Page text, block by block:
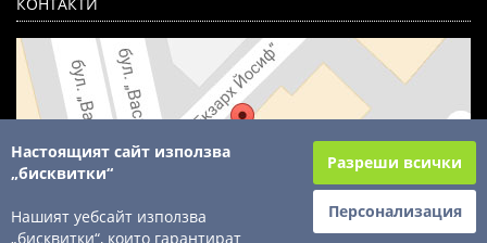
Настоящият сайт използва
„бисквитки“
Нашият уебсайт използва
„бисквитки“, които гарантират
Разреши всички
Персонализация